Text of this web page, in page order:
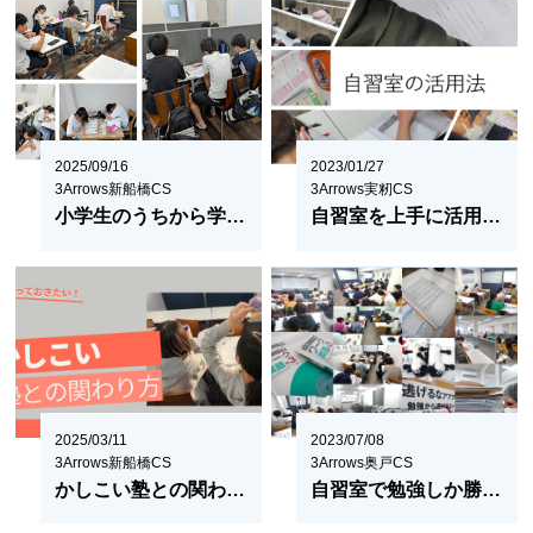
2025/09/16
3Arrows新船橋CS
小学生のうちから学習塾に通う３つのメリット
2023/01/27
3Arrows実籾CS
自習室を上手に活用しよう！
2025/03/11
3Arrows新船橋CS
かしこい塾との関わり方
2023/07/08
3Arrows奥戸CS
自習室で勉強しか勝たん!?